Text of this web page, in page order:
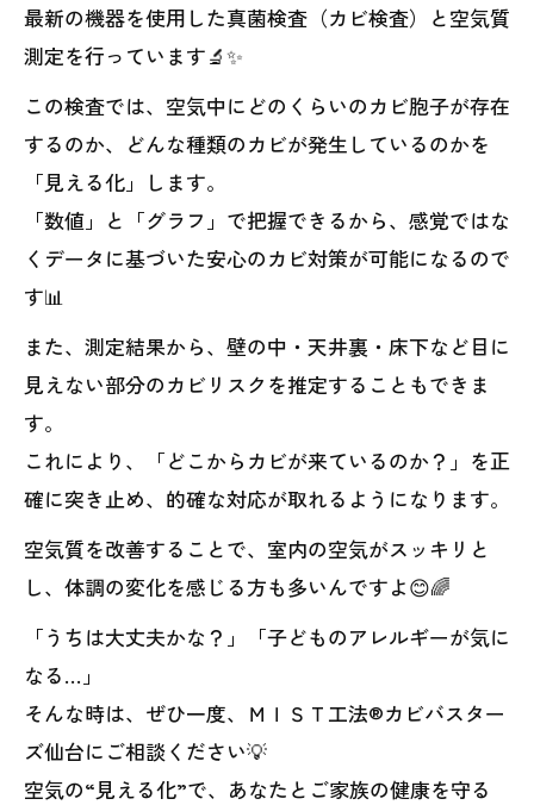
最新の機器を使用した真菌検査（カビ検査）と空気質
測定を行っています🔬✨
この検査では、空気中にどのくらいのカビ胞子が存在
するのか、どんな種類のカビが発生しているのかを
「見える化」します。
「数値」と「グラフ」で把握できるから、感覚ではな
くデータに基づいた安心のカビ対策が可能になるので
す📊
また、測定結果から、壁の中・天井裏・床下など目に
見えない部分のカビリスクを推定することもできま
す。
これにより、「どこからカビが来ているのか？」を正
確に突き止め、的確な対応が取れるようになります。
空気質を改善することで、室内の空気がスッキリと
し、体調の変化を感じる方も多いんですよ😊🌈
「うちは大丈夫かな？」「子どものアレルギーが気に
なる…」
そんな時は、ぜひ一度、ＭＩＳＴ工法®カビバスター
ズ仙台にご相談ください💡
空気の“見える化”で、あなたとご家族の健康を守る